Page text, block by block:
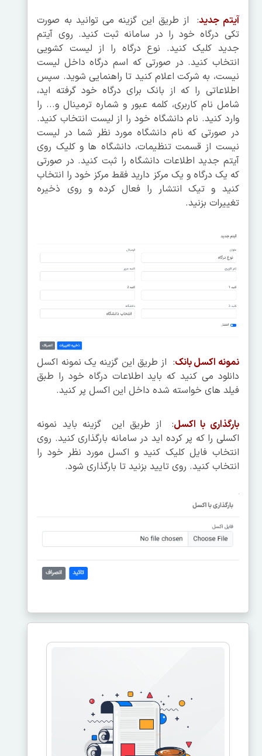
آیتم جدید: از طریق این گزینه می توانید به صورت
تکی درگاه خود را در سامانه ثبت کنید. روی آیتم
جدید کلیک کنید. نوع درگاه را از لیست کشویی
انتخاب کنید. در صورتی که اسم درگاه داخل لیست
نیست، به شرکت اعلام کنید تا راهنمایی شوید. سپس
اطلاعاتی را که از بانک برای درگاه خود گرفته اید،
شامل نام کاربری، کلمه عبور و شماره ترمینال و... را
وارد کنید. نام دانشگاه خود را از لیست انتخاب کنید.
در صورتی که نام دانشگاه مورد نظر شما در لیست
نیست از قسمت تنظیمات، دانشگاه ها و کلیک روی
آیتم جدید اطلاعات دانشگاه را ثبت کنید. در صورتی
که یک درگاه و یک مرکز دارید فقط مرکز خود را انتخاب
کنید و تیک انتشار را فعال کرده و روی ذخیره
تغییرات بزنید.
نمونه اکسل بانک: از طریق این گزینه یک نمونه اکسل
دانلود می کنید که باید اطلاعات درگاه خود را طبق
فیلد های خواسته شده داخل این اکسل پر کنید.
بارگذاری با اکسل: از طریق این گزینه باید نمونه
اکسلی را که پر کرده اید در سامانه بارگذاری کنید. روی
انتخاب فایل کلیک کنید و اکسل مورد نظر خود را
انتخاب کنید. روی تایید بزنید تا بارگذاری شود.